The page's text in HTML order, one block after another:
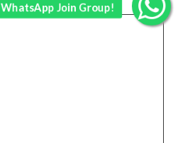
WhatsApp Join Group!